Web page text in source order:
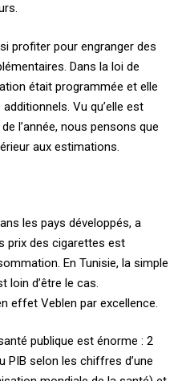
profiter pour engranger des
Dans la loi de
était programmée et elle
Vu qu’elle est
l’année, nous pensons que
aux estimations.
les pays développés, a
prix des cigarettes est
En Tunisie, la simple
loin d’être le cas.
effet Veblen par excellence.
publique est énorme : 2
PIB selon les chiffres d’une